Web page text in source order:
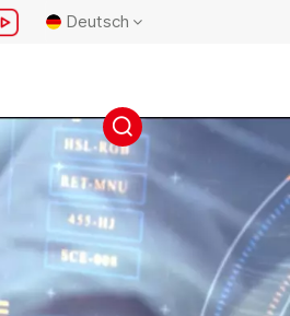
Deutsch
English
français
русский